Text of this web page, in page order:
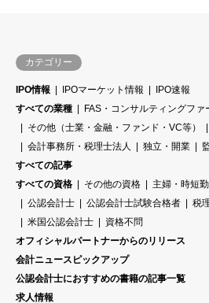
カテゴリー
IPO情報 IPOマーケット情報
IPO速報
すべての業種
FAS・コンサルティングファ
その他（士業・金融・ファンド・VC等）
会計事務所・税理士法人
独立・開業
すべての記事
すべての資格
その他の資格
主婦・時短
公認会計士
公認会計士試験合格者 税
米国公認会計士
資格不問
オフィシャルパートナーからのリリース
会計ニュースピックアップ
公認会計士におすすめの書籍の記事一覧
求人情報